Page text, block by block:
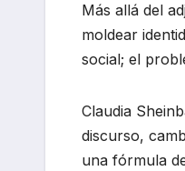
Más allá del
moldear
social; el
Claudia
discurso,
una fórmula